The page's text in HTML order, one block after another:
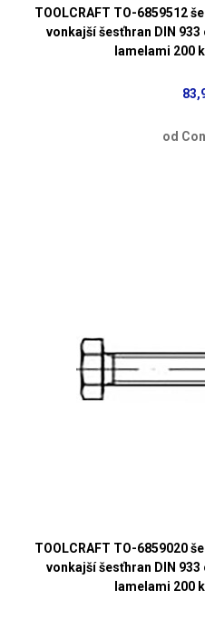
TOOLCRAFT TO-6859512
vonkajší šesťhran DIN
lamelami 200
od
TOOLCRAFT TO-6859020
vonkajší šesťhran DIN
lamelami 200